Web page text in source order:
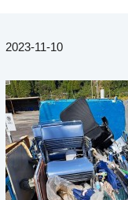
2023-11-10